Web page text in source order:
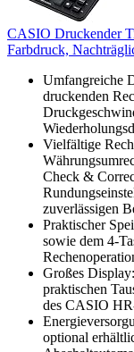
CASIO Druckender
Farbdruck,
Umfangreiche
druckenden
Vielfältige
Check &
zuverlässigen
Praktischer
sowie dem 4-
Großes
praktischen
des CASIO
optional